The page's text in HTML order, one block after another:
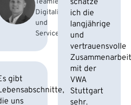
Teamleiter
Digitalisierung
und
Services
schätze
ich die
langjährige
und
vertrauensvolle
mit der
VWA
Stuttgart
sehr.
gibt
uns